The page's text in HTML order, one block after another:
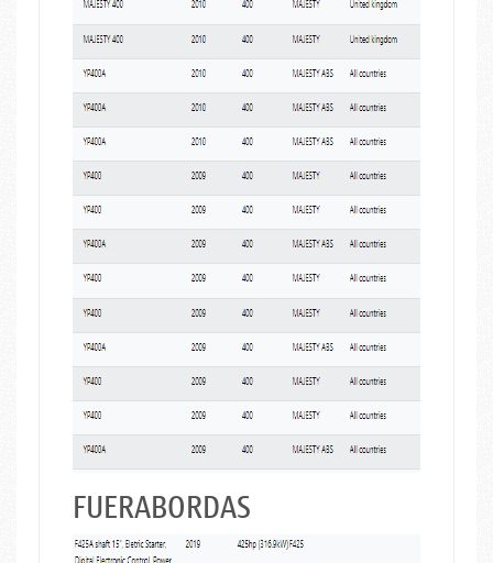
FUERABORDAS